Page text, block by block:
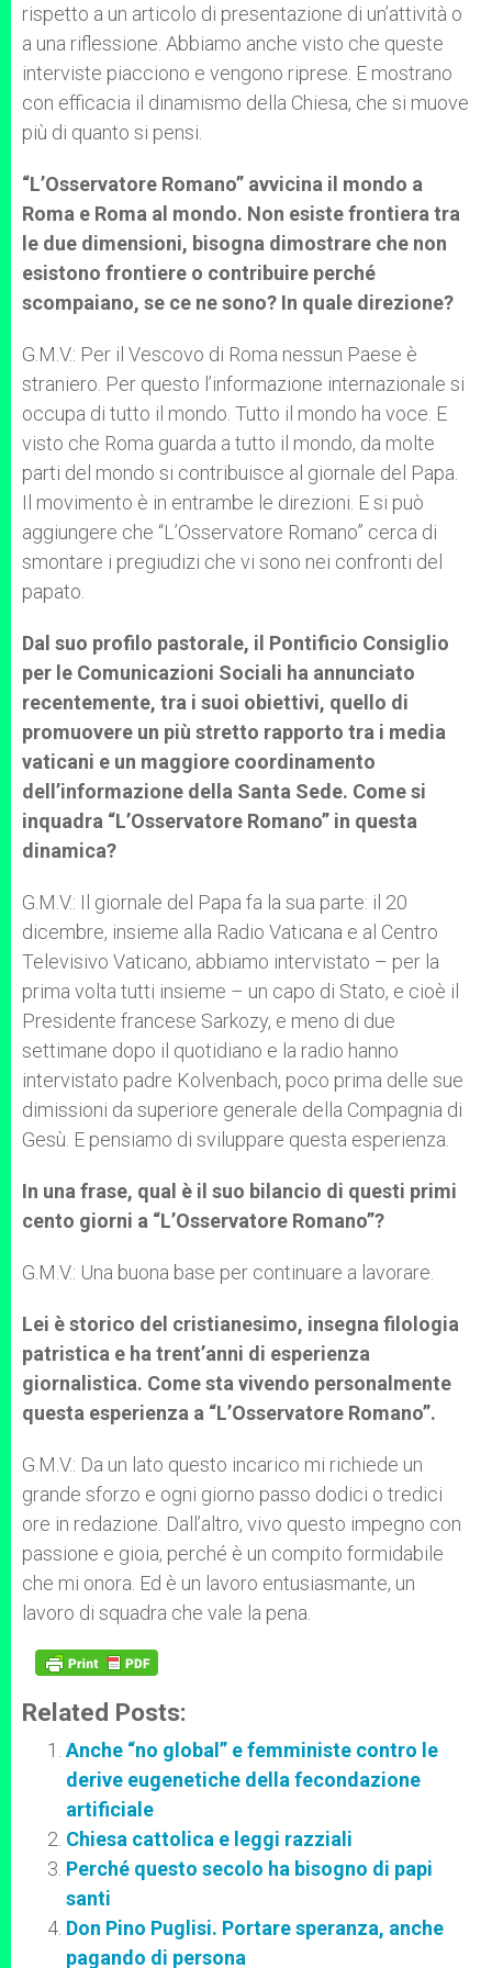
rispetto a un articolo di presentazione di un’attività o
a una riflessione. Abbiamo anche visto che queste
interviste piacciono e vengono riprese. E mostrano
con efficacia il dinamismo della Chiesa, che si muove
più di quanto si pensi.
“L’Osservatore Romano” avvicina il mondo a
Roma e Roma al mondo. Non esiste frontiera tra
le due dimensioni, bisogna dimostrare che non
esistono frontiere o contribuire perché
scompaiano, se ce ne sono? In quale direzione?
G.M.V.: Per il Vescovo di Roma nessun Paese è
straniero. Per questo l’informazione internazionale si
occupa di tutto il mondo. Tutto il mondo ha voce. E
visto che Roma guarda a tutto il mondo, da molte
parti del mondo si contribuisce al giornale del Papa.
Il movimento è in entrambe le direzioni. E si può
aggiungere che “L’Osservatore Romano” cerca di
smontare i pregiudizi che vi sono nei confronti del
papato.
Dal suo profilo pastorale, il Pontificio Consiglio
per le Comunicazioni Sociali ha annunciato
recentemente, tra i suoi obiettivi, quello di
promuovere un più stretto rapporto tra i media
vaticani e un maggiore coordinamento
dell’informazione della Santa Sede. Come si
inquadra “L’Osservatore Romano” in questa
dinamica?
G.M.V.: Il giornale del Papa fa la sua parte: il 20
dicembre, insieme alla Radio Vaticana e al Centro
Televisivo Vaticano, abbiamo intervistato – per la
prima volta tutti insieme – un capo di Stato, e cioè il
Presidente francese Sarkozy, e meno di due
settimane dopo il quotidiano e la radio hanno
intervistato padre Kolvenbach, poco prima delle sue
dimissioni da superiore generale della Compagnia di
Gesù. E pensiamo di sviluppare questa esperienza.
In una frase, qual è il suo bilancio di questi primi
cento giorni a “L’Osservatore Romano”?
G.M.V.: Una buona base per continuare a lavorare.
Lei è storico del cristianesimo, insegna filologia
patristica e ha trent’anni di esperienza
giornalistica. Come sta vivendo personalmente
questa esperienza a “L’Osservatore Romano”.
G.M.V.: Da un lato questo incarico mi richiede un
grande sforzo e ogni giorno passo dodici o tredici
ore in redazione. Dall’altro, vivo questo impegno con
passione e gioia, perché è un compito formidabile
che mi onora. Ed è un lavoro entusiasmante, un
lavoro di squadra che vale la pena.
Related Posts:
Anche “no global” e femministe contro le
derive eugenetiche della fecondazione
artificiale
Chiesa cattolica e leggi razziali
Perché questo secolo ha bisogno di papi
santi
Don Pino Puglisi. Portare speranza, anche
pagando di persona